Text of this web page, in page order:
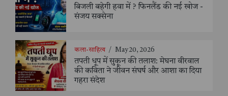
बिजली बहेगी हवा में ? फिनलैंड की नई खोज -
संजय सक्सेना
कला-साहित्य / May 20, 2026
तपती धूप में सुकून की तलाश: मेघना वीरवाल
की कविता ने जीवन संघर्ष और आशा का दिया
गहरा संदेश